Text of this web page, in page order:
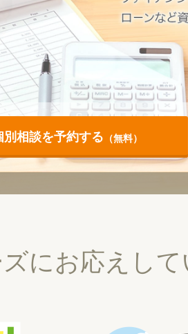
別相談を予約する （無料）
にお応えして